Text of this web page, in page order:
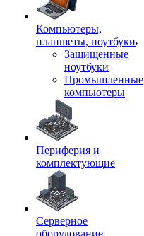
Компьютеры,
планшеты, ноутбуки
Защищенные
ноутбуки
Промышленные
компьютеры
Периферия и
комплектующие
Серверное
оборудование